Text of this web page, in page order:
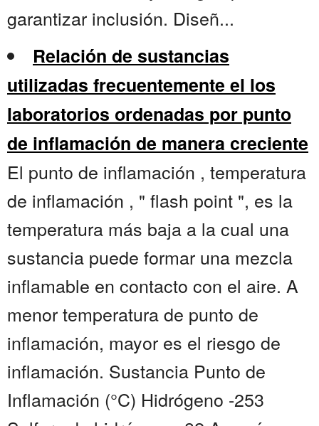
garantizar inclusión. Diseñ...
Relación de sustancias
utilizadas frecuentemente el los
laboratorios ordenadas por punto
de inflamación de manera creciente
El punto de inflamación , temperatura
de inflamación , " flash point ", es la
temperatura más baja a la cual una
sustancia puede formar una mezcla
inflamable en contacto con el aire. A
menor temperatura de punto de
inflamación, mayor es el riesgo de
inflamación. Sustancia Punto de
Inflamación (°C) Hidrógeno -253